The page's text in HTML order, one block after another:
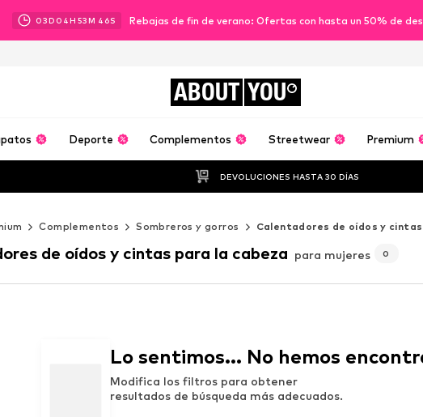
03D 04H 53M 44S Rebajas de fin de verano: Ofertas con hasta un 50% de
ABOUT YOU
Deporte Complementos Streetwear Premium
DEVOLUCIONES HASTA 30 DÍAS
Complementos Sombreros y gorros Calentadores de oídos y
de oídos y cintas para la cabeza para mujeres 0
Lo sentimos... No hemos
Modifica los filtros para obtener
resultados de búsqueda más adecuados.